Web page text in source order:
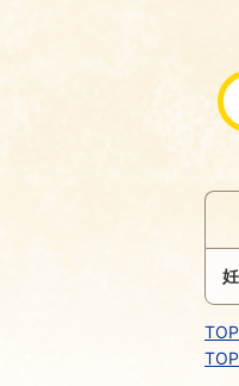
TOP
TOP